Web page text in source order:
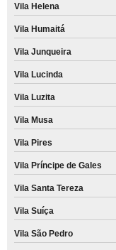
Vila Helena
Vila Humaitá
Vila Junqueira
Vila Lucinda
Vila Luzita
Vila Musa
Vila Pires
Vila Príncipe de Gales
Vila Santa Tereza
Vila Suíça
Vila São Pedro